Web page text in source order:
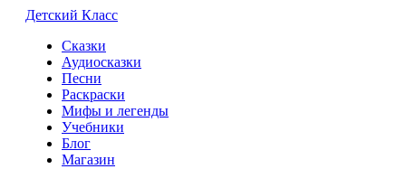
Детский Класс
Сказки
Аудиосказки
Песни
Раскраски
Мифы и легенды
Учебники
Блог
Магазин